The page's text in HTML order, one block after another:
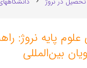
پایه نروژ:
بین‌المللی